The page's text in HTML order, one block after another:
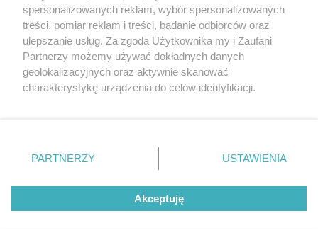
ESKA Tarnów News. Polub nas na Facebooku!
LOKALNIE:
spersonalizowanych reklam, wybór spersonalizowanych
treści, pomiar reklam i treści, badanie odbiorców oraz
ulepszanie usług. Za zgodą Użytkownika my i Zaufani
Partnerzy możemy używać dokładnych danych
geolokalizacyjnych oraz aktywnie skanować
charakterystykę urządzenia do celów identyfikacji.
zmienić/wycofać klikając przycisk ustawień prywatności
znajdujący się w lewym dolnym rogu strony
rodzaje przetwarzania danych nie wymagają zgody
użytkownika, ale masz prawo sprzeciwić się takiemu
przetwarzaniu. Preferencje będą miały zastosowanie tylko
PARTNERZY USTAWIENIA
Akceptuję